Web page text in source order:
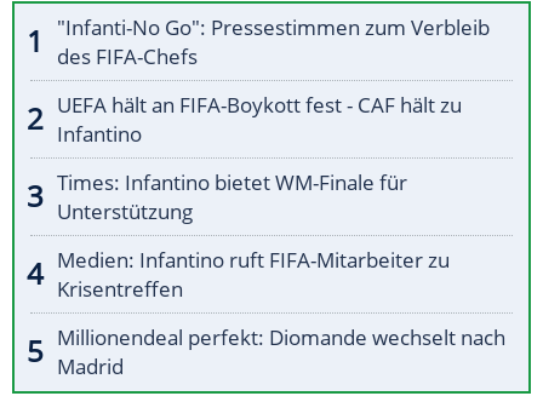
"Infanti-No Go": Pressestimmen zum Verbleib
des FIFA-Chefs
UEFA hält an FIFA-Boykott fest - CAF hält zu
Infantino
Times: Infantino bietet WM-Finale für
Unterstützung
Medien: Infantino ruft FIFA-Mitarbeiter zu
Krisentreffen
Millionendeal perfekt: Diomande wechselt nach
Madrid